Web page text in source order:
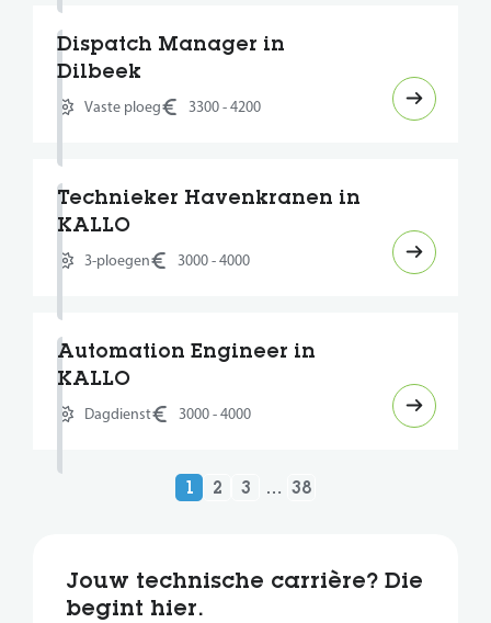
Dispatch Manager in
Dilbeek
Vaste ploeg 3300 - 4200
Technieker Havenkranen in
KALLO
3-ploegen 3000 - 4000
Automation Engineer in
KALLO
Dagdienst 3000 - 4000
1 2 3 … 38
Jouw technische carrière? Die
begint hier.